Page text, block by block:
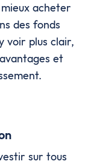
acheter
des fonds
voir plus clair,
et
sur tous